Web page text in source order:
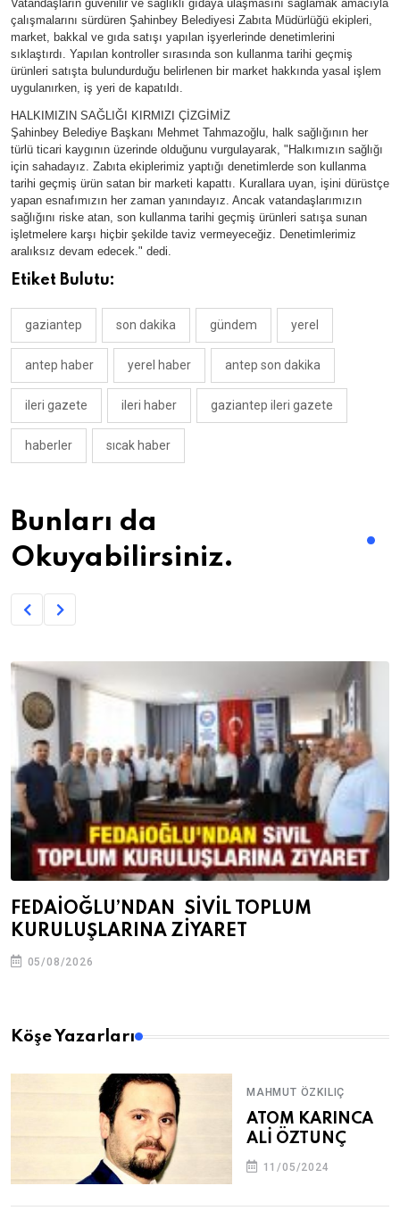
Vatandaşların güvenilir ve sağlıklı gıdaya ulaşmasını sağlamak amacıyla
çalışmalarını sürdüren Şahinbey Belediyesi Zabıta Müdürlüğü ekipleri,
market, bakkal ve gıda satışı yapılan işyerlerinde denetimlerini
sıklaştırdı. Yapılan kontroller sırasında son kullanma tarihi geçmiş
ürünleri satışta bulundurduğu belirlenen bir market hakkında yasal işlem
uygulanırken, iş yeri de kapatıldı.
HALKIMIZIN SAĞLIĞI KIRMIZI ÇİZGİMİZ
Şahinbey Belediye Başkanı Mehmet Tahmazoğlu, halk sağlığının her
türlü ticari kaygının üzerinde olduğunu vurgulayarak, "Halkımızın sağlığı
için sahadayız. Zabıta ekiplerimiz yaptığı denetimlerde son kullanma
tarihi geçmiş ürün satan bir marketi kapattı. Kurallara uyan, işini dürüstçe
yapan esnafımızın her zaman yanındayız. Ancak vatandaşlarımızın
sağlığını riske atan, son kullanma tarihi geçmiş ürünleri satışa sunan
işletmelere karşı hiçbir şekilde taviz vermeyeceğiz. Denetimlerimiz
aralıksız devam edecek." dedi.
Etiket Bulutu:
gaziantep son dakika gündem yerel
antep haber yerel haber antep son dakika
ileri gazete ileri haber gaziantep ileri gazete
haberler sıcak haber
Bunları da
Okuyabilirsiniz.
FEDAİOĞLU’NDAN SİVİL TOPLUM
KURULUŞLARINA ZİYARET
05/08/2026
Köşe Yazarları
MAHMUT ÖZKILIÇ
ATOM KARINCA
ALİ ÖZTUNÇ
11/05/2024